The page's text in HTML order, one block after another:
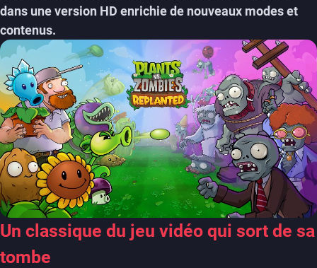
dans une version HD enrichie de nouveaux modes et
contenus.
Un classique du jeu vidéo qui sort de sa
tombe